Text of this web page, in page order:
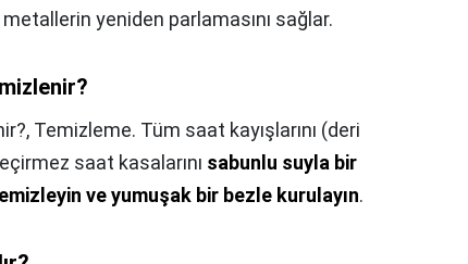
yeniden parlamasını sağlar.
Temizleme. Tüm saat kayışlarını (deri
saat kasalarını sabunlu suyla bir
ve yumuşak bir bezle kurulayın.